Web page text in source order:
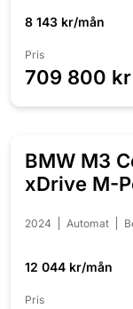
8 143 kr/mån
Pris
709 800 kr
BMW M3
xDrive M-
2024 Automat
12 044 kr/mån
Pris